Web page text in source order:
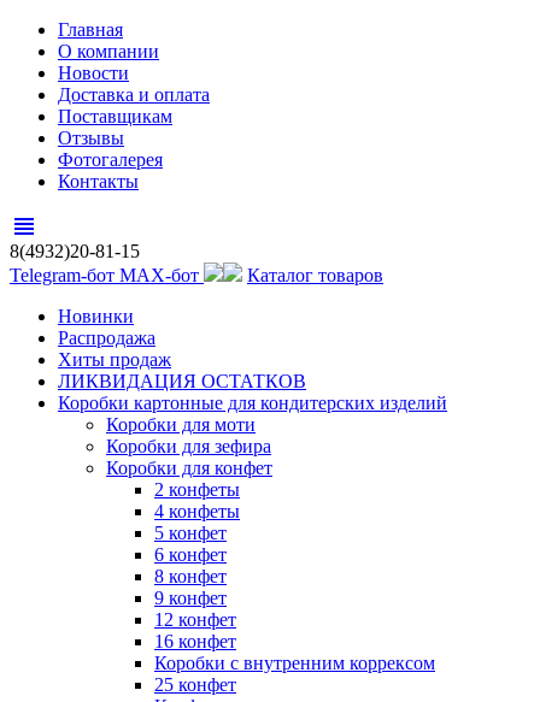
Главная
О компании
Новости
Доставка и оплата
Поставщикам
Отзывы
Фотогалерея
Контакты
view_headline
8(4932)20-81-15
Telegram-бот MAX-бот
Каталог товаров
Новинки
Распродажа
Хиты продаж
ЛИКВИДАЦИЯ ОСТАТКОВ
Коробки картонные для кондитерских изделий
Коробки для моти
Коробки для зефира
Коробки для конфет
2 конфеты
4 конфеты
5 конфет
6 конфет
8 конфет
9 конфет
12 конфет
16 конфет
Коробки с внутренним коррексом
25 конфет